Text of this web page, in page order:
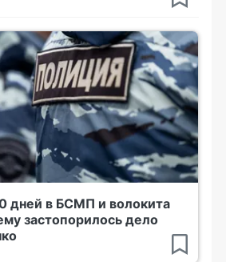
дней в БСМП и волокита
застопорилось дело